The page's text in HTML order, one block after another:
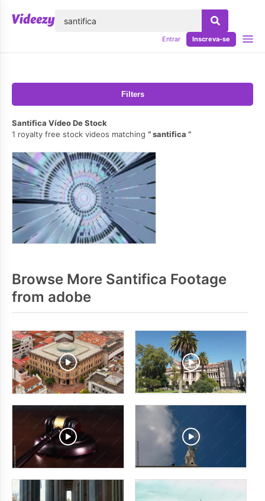
Entrar Inscreva-se
Filters
Santifica Vídeo De Stock
1 royalty free stock videos matching
santifica
Browse More Santifica Footage
from adobe